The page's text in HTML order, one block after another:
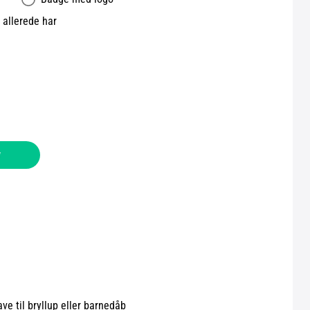
allerede har
til bryllup eller barnedåb